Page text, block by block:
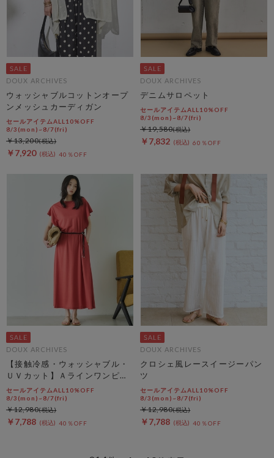
DOUX ARCHIVES
ウォッシャブルコットンオープ
ンメッシュカーディガン
セールアイテムALL10%OFF
8/3(mon)~8/7(fri)
￥7,920 40％OFF
￥13,200
DOUX ARCHIVES
デニムサロペット
セールアイテムALL10%OFF
8/3(mon)~8/7(fri)
￥7,832 60％OFF
￥19,580
DOUX ARCHIVES
【接触冷感・ウォッシャブル・
ＵＶカット】Ａラインワンピー
ス
セールアイテムALL10%OFF
8/3(mon)~8/7(fri)
￥7,788 40％OFF
￥12,980
DOUX ARCHIVES
クロシェ風レースイージーパン
ツ
セールアイテムALL10%OFF
8/3(mon)~8/7(fri)
￥7,788 40％OFF
￥12,980